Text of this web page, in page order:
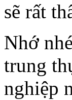
sẽ rất
Nhớ
trung
nghiệp